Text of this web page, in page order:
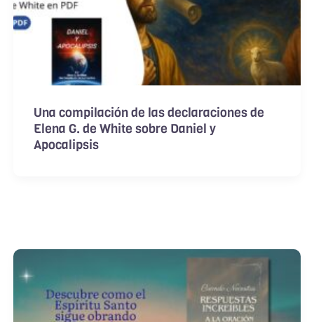
Una compilación de las declaraciones de
Elena G. de White sobre Daniel y
Apocalipsis